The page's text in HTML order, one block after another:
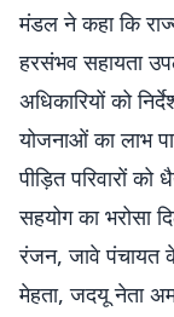
मंडल ने कहा कि
हरसंभव सहायता
अधिकारियों को
योजनाओं का लाभ
पीड़ित परिवारों
सहयोग का भरोसा
रंजन, जावे पंचायत
मेहता, जदयू नेता